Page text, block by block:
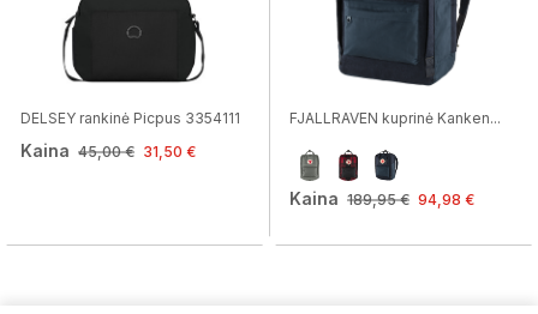
DELSEY rankinė Picpus 3354111
Kaina 45,00 € 31,50 €
FJALLRAVEN kuprinė Kanken...
Kaina 189,95 € 94,98 €